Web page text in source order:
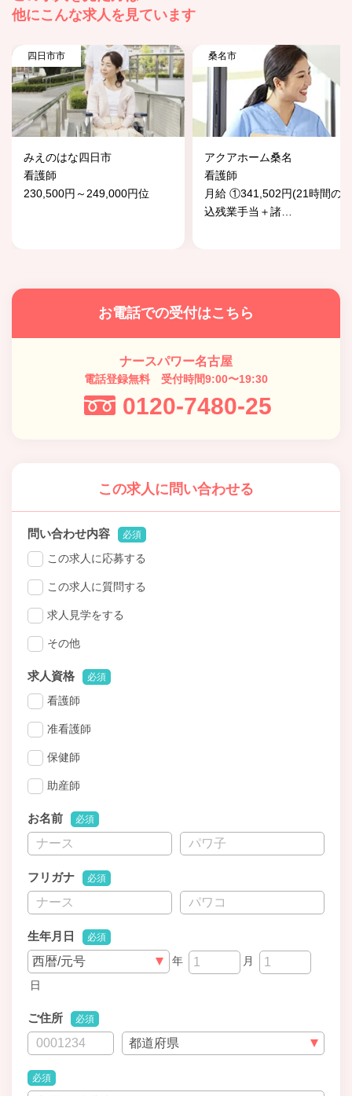
他にこんな求人を見ています
四日市市
みえのはな四日市
看護師
230,500円～249,000円位
桑名市
アクアホーム桑名
看護師
月給 ①341,502円(21時間の見
込残業手当＋諸
お電話での受付はこちら
ナースパワー名古屋
電話登録無料 受付時間9:00〜19:30
0120-7480-25
この求人に問い合わせる
問い合わせ内容 必須
この求人に応募する
この求人に質問する
求人見学をする
その他
求人資格 必須
看護師
准看護師
保健師
助産師
お名前 必須
フリガナ 必須
生年月日 必須
年
月
日
ご住所 必須
必須